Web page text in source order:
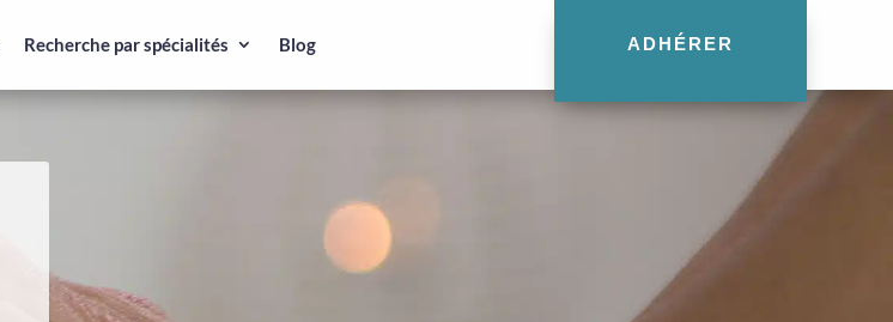
Recherche par spécialités Blog ADHÉRER